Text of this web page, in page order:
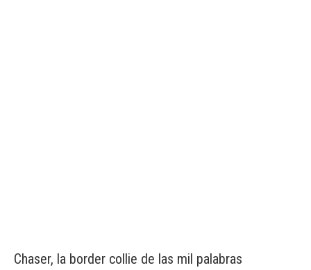
Chaser, la border collie de las mil palabras